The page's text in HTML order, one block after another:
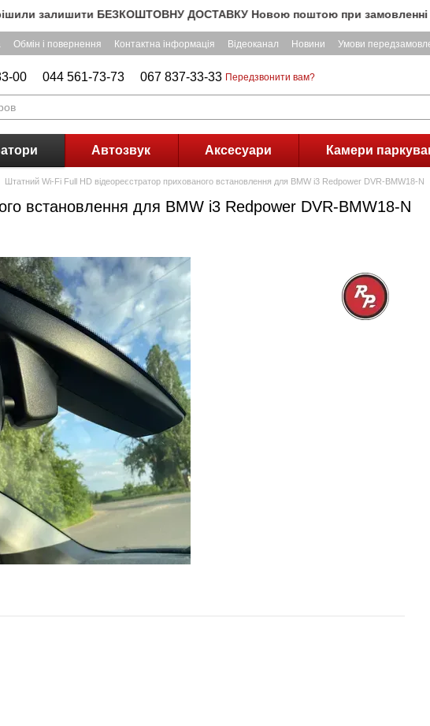
залишити БЕЗКОШТОВНУ ДОСТАВКУ Новою поштою при замовленні на
Обмін і повернення Контактна інформація Відеоканал Новини Умови
00 044 561-73-73 067 837-33-33 Передзвонити вам?
Автозвук Аксесуари Камери
Штатний Wi-Fi Full HD відеореєстратор прихованого встановлення для BMW i3 Redpower DVR-BMW18-N
встановлення для BMW i3 Redpower DVR-BMW18-N